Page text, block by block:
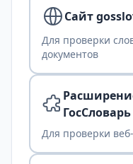
Сайт
Для проверки
документов
ГосСловарь
Для проверки